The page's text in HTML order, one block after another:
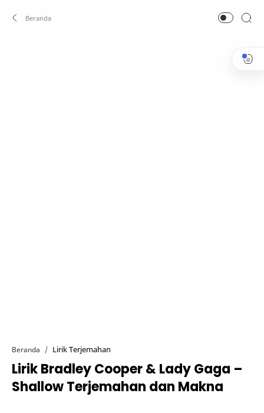
Beranda Lirik Terjemahan
Lirik Bradley Cooper & Lady Gaga –
Shallow Terjemahan dan Makna